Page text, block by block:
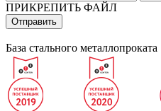
ПРИКРЕПИТЬ ФАЙЛ
База стального металлопроката